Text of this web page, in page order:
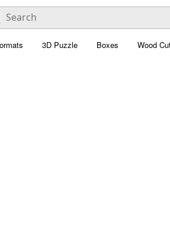
3D Puzzle Boxes Wood